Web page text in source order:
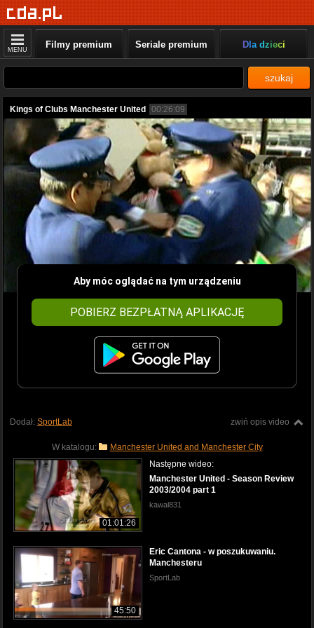
MENU Filmy premium Seriale premium Dla dzieci
szukaj
Kings of Clubs Manchester United 00:26:09
Aby móc oglądać na tym urządzeniu
POBIERZ BEZPŁATNĄ APLIKACJĘ
zwiń opis video
Dodał: SportLab
W katalogu: Manchester United and Manchester City
01:01:26
Następne wideo:
Manchester United - Season Review
2003/2004 part 1
kawal831
45:50
Eric Cantona - w poszukuwaniu.
Manchesteru
SportLab